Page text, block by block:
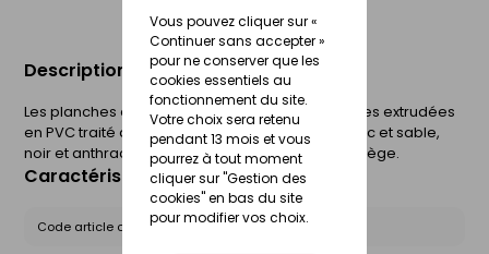
Vous pouvez cliquer sur «
Continuer sans accepter »
pour ne conserver que les
cookies essentiels au
fonctionnement du site.
Votre choix sera retenu
pendant 13 mois et vous
pourrez à tout moment
cliquer sur "Gestion des
cookies" en bas du site
pour modifier vos choix.
Description du produit
Les planches de rive sont des planches cellulaires extrudées
en PVC traité anti UV en 4 coloris différents (blanc et sable,
noir et anthracite ) ou plaxées en finition chêne liège.
Caractéristiques du produit
Code article chez le fournisseur : C15B154N